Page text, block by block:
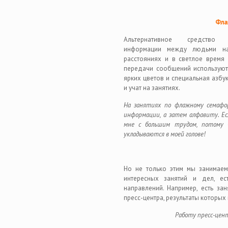
Альтернативное средство
информации между людьми
расстояниях и в светлое время
передачи сообщений
ярких цветов и специальная
и учат на занятиях.
На занятиях по флажному
информации, а затем алфавиту.
мне с большим трудом, потому
укладываются в моей голове!
Но не только этим мы
интересных занятий и дел,
направлений. Например, есть
пресс-центра, результаты
Работу пресс-